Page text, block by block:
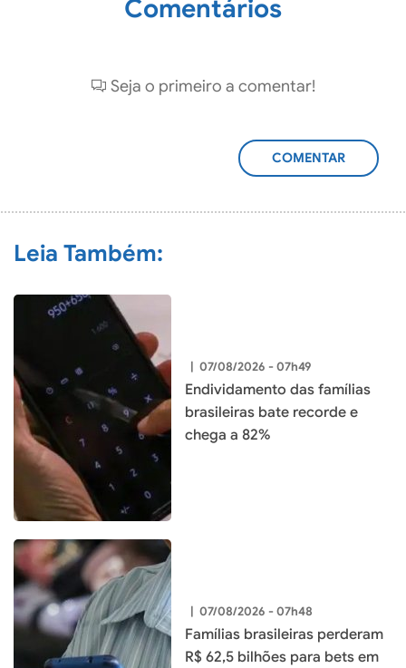
Comentários
Seja o primeiro a comentar!
ADICIONAR
Leia Também:
| 07/08/2026 - 07h49
Endividamento das famílias
brasileiras bate recorde e
chega a 82%
| 07/08/2026 - 07h48
Famílias brasileiras perderam
R$ 62,5 bilhões para bets em